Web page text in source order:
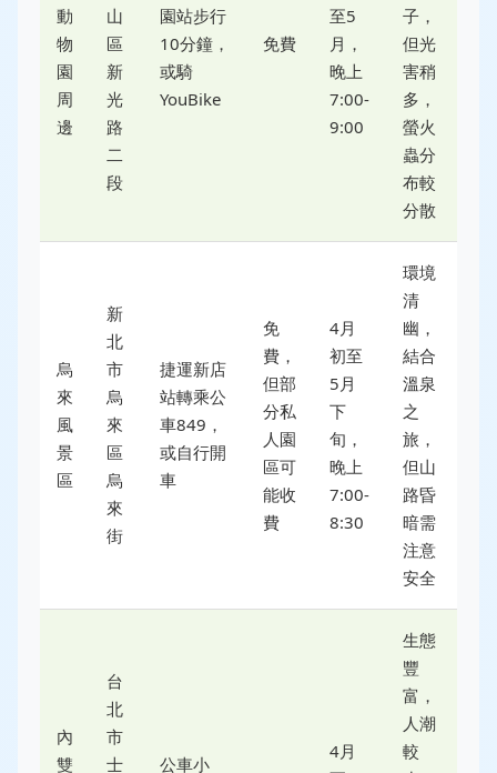
動
物
園
周
邊
山
區
新
光
路
二
段
園站步行
10分鐘，
或騎
YouBike
免費
至5
月，
晚上
7:00-
9:00
子，
但光
害稍
多，
螢火
蟲分
布較
分散
烏
來
風
景
區
新
北
市
烏
來
區
烏
來
街
捷運新店
站轉乘公
車849，
或自行開
車
免
費，
但部
分私
人園
區可
能收
費
4月
初至
5月
下
旬，
晚上
7:00-
8:30
環境
清
幽，
結合
溫泉
之
旅，
但山
路昏
暗需
注意
安全
內
雙
台
北
市
士
公車小
4月
生態
豐
富，
人潮
較